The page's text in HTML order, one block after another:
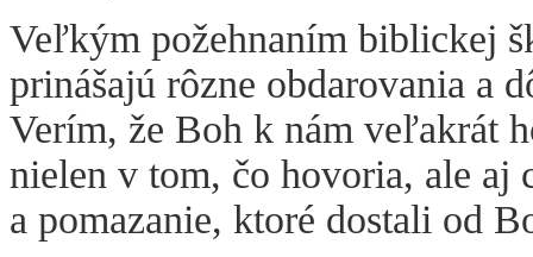
Veľkým požehnaním biblickej
prinášajú rôzne obdarovania a
Verím, že Boh k nám veľakrát
nielen v tom, čo hovoria, ale aj
a pomazanie, ktoré dostali od